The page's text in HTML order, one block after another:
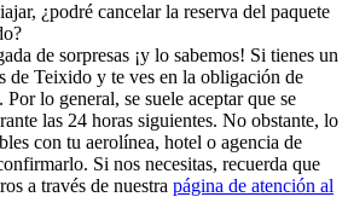
¿podré cancelar la reserva del paquete
de sorpresas ¡y lo sabemos! Si tienes un
de Teixido y te ves en la obligación de
lo general, se suele aceptar que se
las 24 horas siguientes. No obstante, lo
con tu aerolínea, hotel o agencia de
Si nos necesitas, recuerda que
a través de nuestra página de atención al